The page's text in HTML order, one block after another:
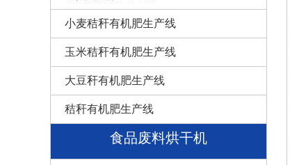
小麦秸秆有机肥生产线
玉米秸秆有机肥生产线
大豆秆有机肥生产线
秸秆有机肥生产线
食品废料烘干机